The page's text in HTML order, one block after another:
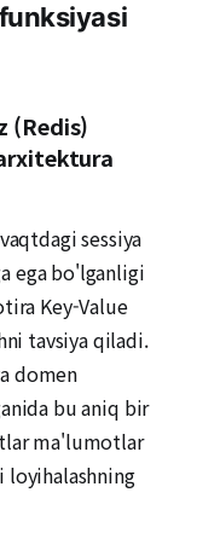
(Redis)
sessiya
ega bo'lganligi
Key-Value
tavsiya qiladi.
domen
bu aniq bir
ma'lumotlar
loyihalashning